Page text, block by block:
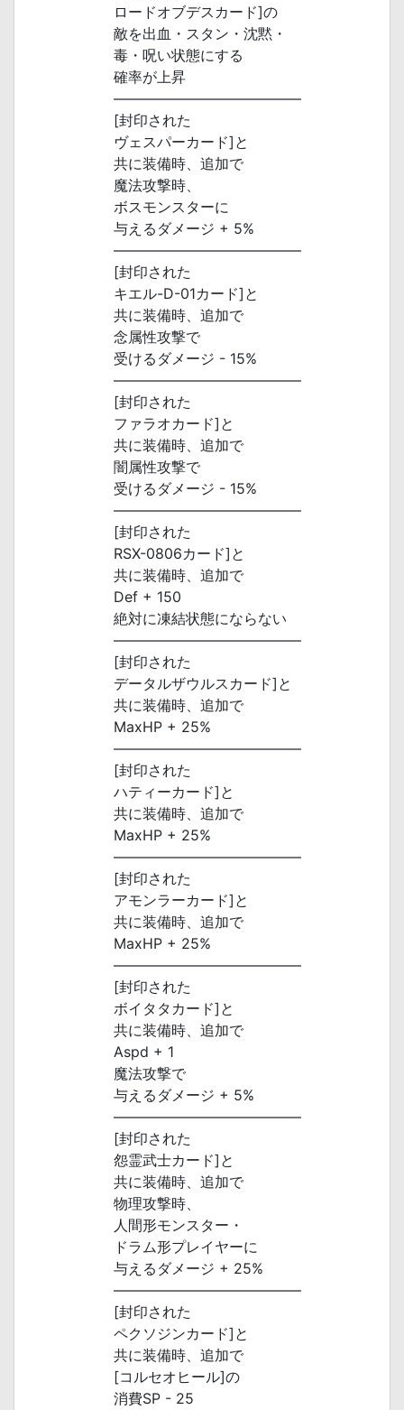
ロードオブデスカード]の
敵を出血・スタン・沈黙・
毒・呪い状態にする
確率が上昇
―――――――――――――
[封印された
ヴェスパーカード]と
共に装備時、追加で
魔法攻撃時、
ボスモンスターに
与えるダメージ + 5%
―――――――――――――
[封印された
キエル-D-01カード]と
共に装備時、追加で
念属性攻撃で
受けるダメージ - 15%
―――――――――――――
[封印された
ファラオカード]と
共に装備時、追加で
闇属性攻撃で
受けるダメージ - 15%
―――――――――――――
[封印された
RSX-0806カード]と
共に装備時、追加で
Def + 150
絶対に凍結状態にならない
―――――――――――――
[封印された
データルザウルスカード]と
共に装備時、追加で
MaxHP + 25%
―――――――――――――
[封印された
ハティーカード]と
共に装備時、追加で
MaxHP + 25%
―――――――――――――
[封印された
アモンラーカード]と
共に装備時、追加で
MaxHP + 25%
―――――――――――――
[封印された
ボイタタカード]と
共に装備時、追加で
Aspd + 1
魔法攻撃で
与えるダメージ + 5%
―――――――――――――
[封印された
怨霊武士カード]と
共に装備時、追加で
物理攻撃時、
人間形モンスター・
ドラム形プレイヤーに
与えるダメージ + 25%
―――――――――――――
[封印された
ペクソジンカード]と
共に装備時、追加で
[コルセオヒール]の
消費SP - 25